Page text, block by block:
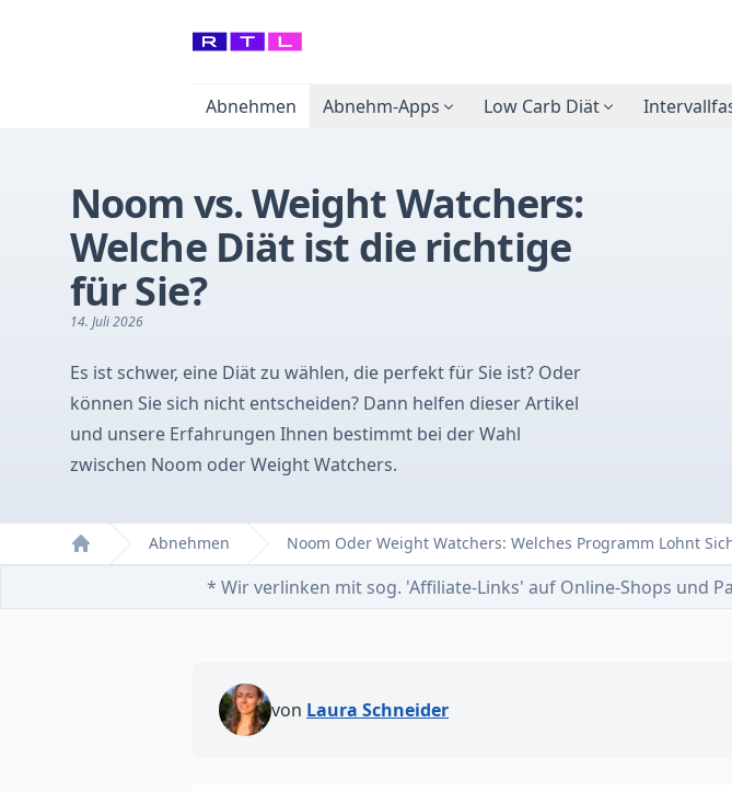
Abnehmen Abnehm-Apps Low Carb Diät
Noom vs. Weight Watchers:
Welche Diät ist die richtige
für Sie?
14. Juli 2026
Es ist schwer, eine Diät zu wählen, die perfekt für Sie ist? Oder
können Sie sich nicht entscheiden? Dann helfen dieser Artikel
und unsere Erfahrungen Ihnen bestimmt bei der Wahl
zwischen Noom oder Weight Watchers.
Home
Abnehmen Noom Oder Weight Watchers: Welches Programm Lohnt
* Wir verlinken mit sog. 'Affiliate-Links' auf Online-Shops und
von Laura Schneider